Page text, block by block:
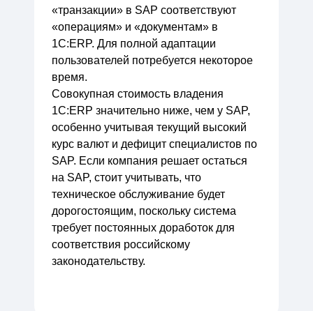
«транзакции» в SAP соответствуют
«операциям» и «документам» в
1С:ERP. Для полной адаптации
пользователей потребуется некоторое
время.
Совокупная стоимость владения
1С:ERP значительно ниже, чем у SAP,
особенно учитывая текущий высокий
курс валют и дефицит специалистов по
SAP. Если компания решает остаться
на SAP, стоит учитывать, что
техническое обслуживание будет
дорогостоящим, поскольку система
требует постоянных доработок для
соответствия российскому
законодательству.